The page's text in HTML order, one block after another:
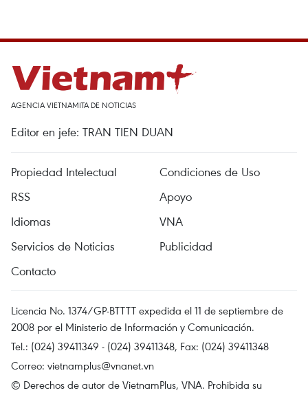
AGENCIA VIETNAMITA DE NOTICIAS
Editor en jefe: TRAN TIEN DUAN
Propiedad Intelectual
Condiciones de Uso
RSS
Apoyo
Idiomas
VNA
Servicios de Noticias
Publicidad
Contacto
Licencia No. 1374/GP-BTTTT expedida el 11 de septiembre de
2008 por el Ministerio de Información y Comunicación.
Tel.: (024) 39411349 - (024) 39411348, Fax: (024) 39411348
Correo: vietnamplus@vnanet.vn
© Derechos de autor de VietnamPlus, VNA. Prohibida su